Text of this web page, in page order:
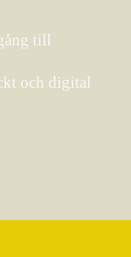
till
och digital